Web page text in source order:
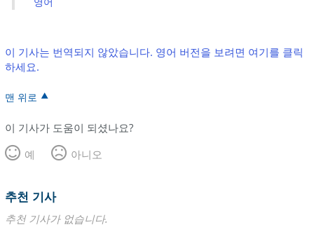
이 기사는 번역되지 않았습니다. 영어 버전을 보려면 여기를 클릭
하세요.
맨 위로
이 기사가 도움이 되셨나요?
예
아니오
추천 기사
추천 기사가 없습니다.